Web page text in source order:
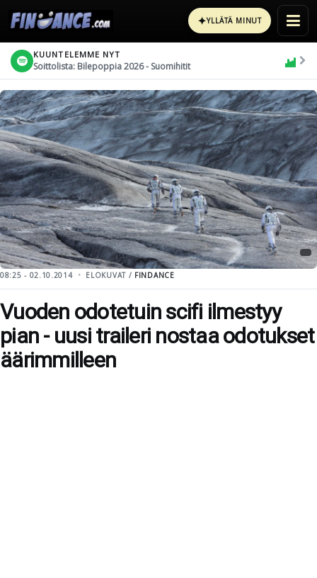
✦YLLÄTÄ MINUT
KUUNTELEMME NYT
Soittolista: Bilepoppia 2026 - Suomihitit
08:25 - 02.10.2014 ELOKUVAT / FINDANCE
Vuoden odotetuin scifi ilmestyy
pian - uusi traileri nostaa odotukset
äärimmilleen